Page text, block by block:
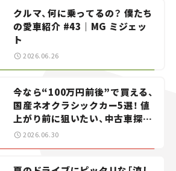
クルマ、何に乗ってるの？ 僕たち
の愛車紹介 #43｜MG ミジェッ
ト
2026.06.26
今なら“100万円前後”で買える、
国産ネオクラシックカー5選！ 値
上がり前に狙いたい、中古車探し
をお手伝い――ちょっとイケてるマ
2026.06.30